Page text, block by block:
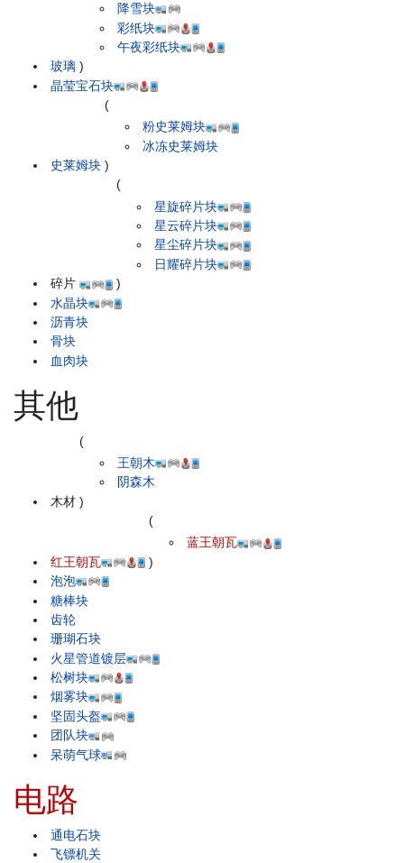
玻璃
降雪块
彩纸块
午夜彩纸块
)
晶莹宝石块
史莱姆块
(
粉史莱姆块
冰冻史莱姆块
)
碎片
(
星旋碎片块
星云碎片块
星尘碎片块
日耀碎片块
)
水晶块
沥青块
骨块
血肉块
其他
木材
(
王朝木
阴森木
)
红王朝瓦
(
蓝王朝瓦
)
泡泡
糖棒块
齿轮
珊瑚石块
火星管道镀层
松树块
烟雾块
坚固头盔
团队块
呆萌气球
电路
通电石块
飞镖机关